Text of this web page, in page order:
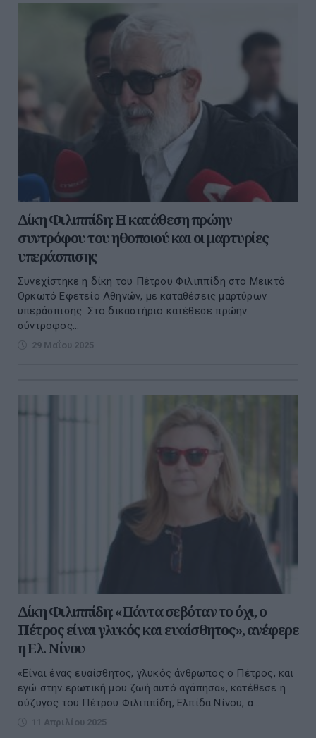
Δίκη Φιλιππίδη: Η κατάθεση πρώην
συντρόφου του ηθοποιού και οι μαρτυρίες
υπεράσπισης
Συνεχίστηκε η δίκη του Πέτρου Φιλιππίδη στο Μεικτό
Ορκωτό Εφετείο Αθηνών, με καταθέσεις μαρτύρων
υπεράσπισης. Στο δικαστήριο κατέθεσε πρώην
σύντροφος...
29 Μαΐου 2025
Δίκη Φιλιππίδη: «Πάντα σεβόταν το όχι, ο
Πέτρος είναι γλυκός και ευαίσθητος», ανέφερε
η Ελ. Νίνου
«Είναι ένας ευαίσθητος, γλυκός άνθρωπος ο Πέτρος, και
εγώ στην ερωτική μου ζωή αυτό αγάπησα», κατέθεσε η
σύζυγος του Πέτρου Φιλιππίδη, Ελπίδα Νίνου, α...
11 Απριλίου 2025